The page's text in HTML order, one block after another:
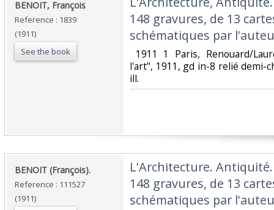
‎BENOIT, François‎
Reference : 1839
(1911)
See the book
148 gravures, de 13
schématiques par
1911 1 Paris, Renouard/
l'art", 1911, gd in-8 relié demi-
ill. ‎
‎BENOIT (François).‎
Reference : 111527
(1911)
‎L'Architecture.
148 gravures, de 13
schématiques par